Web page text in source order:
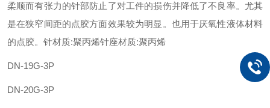
柔顺而有张力的针部防止了对工件的损伤并降低了不良率。尤其
是在狭窄间距的点胶方面效果较为明显。也用于厌氧性液体材料
的点胶。针材质:聚丙烯针座材质:聚丙烯
DN-19G-3P
DN-20G-3P